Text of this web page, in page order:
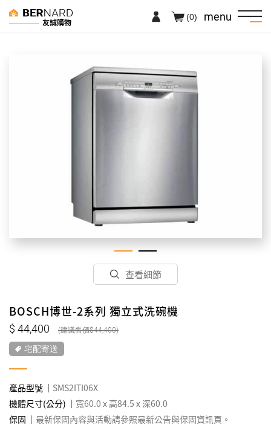
友誠購物 menu
(0)
查看細節
BOSCH博世-2系列 獨立式洗碗機
44,400 44,400
宅配寄送
產品型號
SMS2ITI06X
機體尺寸(公分)
寬60.0 x 高84.5 x 深60.0
保固
最新保固內容與活動請參照最新公告與保固資訊頁。